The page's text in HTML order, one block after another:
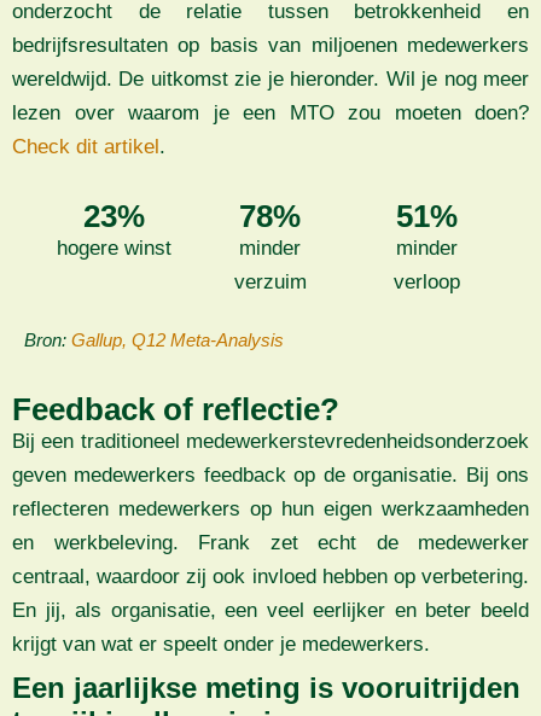
onderzocht de relatie tussen betrokkenheid en
bedrijfsresultaten op basis van miljoenen medewerkers
wereldwijd. De uitkomst zie je hieronder. Wil je nog meer
lezen over waarom je een MTO zou moeten doen?
Check dit artikel .
23%
hogere winst
78%
minder
verzuim
51%
minder
verloop
Bron: Gallup, Q12 Meta-Analysis
Feedback of reflectie?
Bij een traditioneel medewerkers­tevredenheids­onderzoek
geven medewerkers feedback op de organisatie. Bij ons
reflecteren medewerkers op hun eigen werkzaamheden
en werkbeleving. Frank zet echt de medewerker
centraal, waardoor zij ook invloed hebben op verbetering.
En jij, als organisatie, een veel eerlijker en beter beeld
krijgt van wat er speelt onder je medewerkers.
Een jaarlijkse meting is vooruitrijden